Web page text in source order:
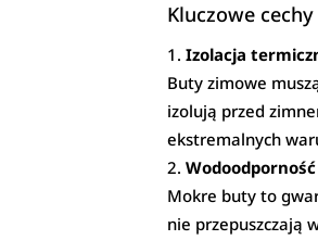
Kluczowe
Izolacja
Buty zimowe
izolują przed
ekstremalnych
Wodoodporność
Mokre buty to
nie przepuszczają